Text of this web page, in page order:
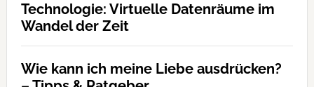
Technologie: Virtuelle Datenräume im
Wandel der Zeit
Wie kann ich meine Liebe ausdrücken?